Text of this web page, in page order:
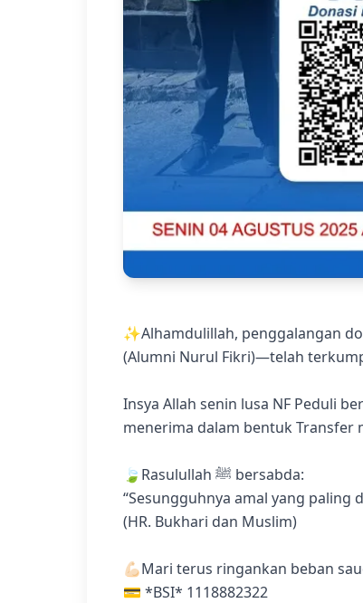
✨Alhamdulillah, penggalangan
(Alumni Nurul Fikri)—telah
Insya Allah senin lusa NF Peduli
menerima dalam bentuk Transfer
🍃Rasulullah ﷺ bersabda:
“Sesungguhnya amal yang paling
(HR. Bukhari dan Muslim)
💪🏻Mari terus ringankan beban
💳 *BSI* 1118882322